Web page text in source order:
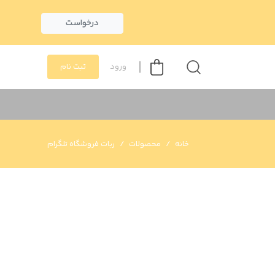
درخواست
ورود ثبت نام
خانه محصولات ربات فروشگاه تلگرام